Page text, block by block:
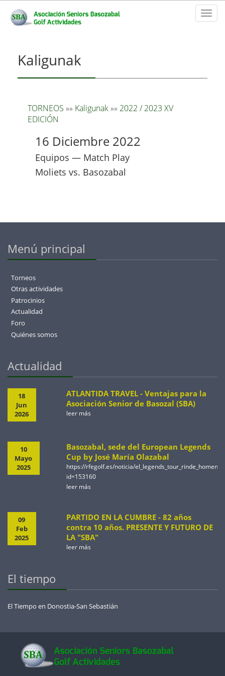
Toggle
Kaligunak
TORNEOS »» Kaligunak»» 2022 / 2023 XV
EDICIÓN
16 Diciembre 2022
Equipos — Match Play
Moliets vs. Basozabal
Menú principal
Torneos
Otras actividades
Patrocinios
Actualidad
Foro
Quiénes somos
Actualidad
18
Jun
2026
ATLANTIDA TRAVEL - Ventajas para la
Asociación Senior de Basozal (SBA)
leer más
10
Mayo
2025
Basozabal, sede del European Legends
Cup by José María Olazabal
https://rfegolf.es/noticia/
id=153160
leer más
09
Feb
2025
PARTIDO EN LA CUMBRE - 82 años
contra 10 años. PRESENTE Y FUTURO DE
LA "SBA"
leer más
El tiempo
El Tiempo en Donostia-San Sebastián